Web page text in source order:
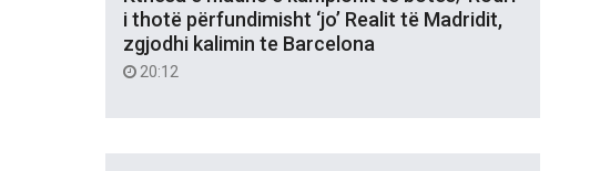
i thotë përfundimisht ‘jo’ Realit të Madridit,
zgjodhi kalimin te Barcelona
20:12